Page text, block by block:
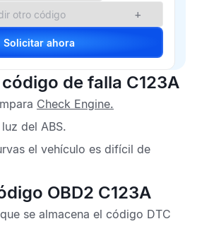
+
Solicitar ahora
de falla C123A
Check Engine.
del ABS.
el vehículo es difícil de
OBD2 C123A
se almacena el código DTC